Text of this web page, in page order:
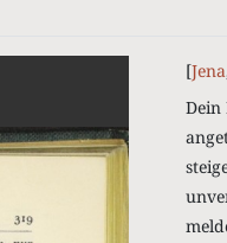
[Jena
Dein